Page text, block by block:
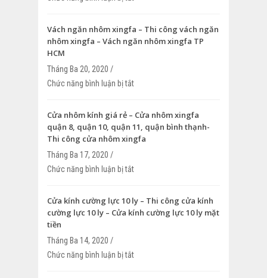
Vách ngăn nhôm xingfa – Thi công vách ngăn
nhôm xingfa – Vách ngăn nhôm xingfa TP
HCM
Tháng Ba 20, 2020 /
Chức năng bình luận bị tắt
Cửa nhôm kính giá rẻ – Cửa nhôm xingfa
quận 8, quận 10, quận 11, quận bình thạnh-
Thi công cửa nhôm xingfa
Tháng Ba 17, 2020 /
Chức năng bình luận bị tắt
nhôm xingfa
Cửa kính cường lực 10 ly – Thi công cửa kính
cường lực 10 ly – Cửa kính cường lực 10 ly mặt
tiền
Tháng Ba 14, 2020 /
Chức năng bình luận bị tắt